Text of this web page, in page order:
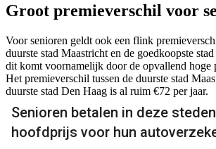
Groot premieverschil voor
Voor senioren geldt ook een flink
duurste stad Maastricht en de goedkoopste
dit komt voornamelijk door de opvallend hoge
Het premieverschil tussen de duurste stad
duurste stad Den Haag is al ruim €72 per jaar.